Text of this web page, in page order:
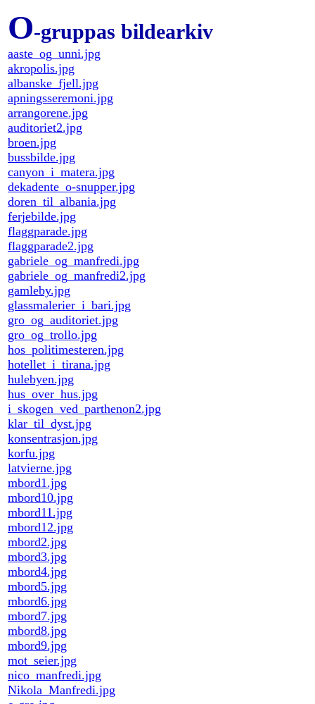
O-gruppas bildearkiv
aaste_og_unni.jpg
akropolis.jpg
albanske_fjell.jpg
apningsseremoni.jpg
arrangorene.jpg
auditoriet2.jpg
broen.jpg
bussbilde.jpg
canyon_i_matera.jpg
dekadente_o-snupper.jpg
doren_til_albania.jpg
ferjebilde.jpg
flaggparade.jpg
flaggparade2.jpg
gabriele_og_manfredi.jpg
gabriele_og_manfredi2.jpg
gamleby.jpg
glassmalerier_i_bari.jpg
gro_og_auditoriet.jpg
gro_og_trollo.jpg
hos_politimesteren.jpg
hotellet_i_tirana.jpg
hulebyen.jpg
hus_over_hus.jpg
i_skogen_ved_parthenon2.jpg
klar_til_dyst.jpg
konsentrasjon.jpg
korfu.jpg
latvierne.jpg
mbord1.jpg
mbord10.jpg
mbord11.jpg
mbord12.jpg
mbord2.jpg
mbord3.jpg
mbord4.jpg
mbord5.jpg
mbord6.jpg
mbord7.jpg
mbord8.jpg
mbord9.jpg
mot_seier.jpg
nico_manfredi.jpg
Nikola_Manfredi.jpg